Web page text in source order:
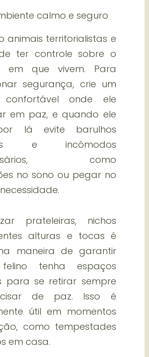
calmo e seguro
animais territorialistas e
ter controle sobre o
em que vivem. Para
segurança, crie um
confortável onde ele
em paz, e quando ele
lá evite barulhos
e incômodos
como
no sono ou pegar no
prateleiras, nichos
alturas e tocas é
maneira de garantir
tenha espaços
para se retirar sempre
de paz. Isso é
útil em momentos
como tempestades
em casa.